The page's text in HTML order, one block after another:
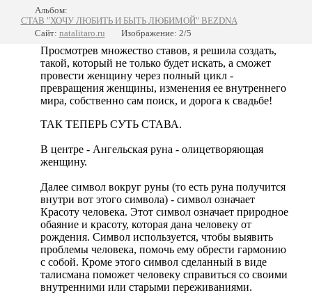
Альбом:
СТАВ "ХОЧУ ЛЮБИТЬ И БЫТЬ ЛЮБИМОЙ" BEZDNA
Сайт: natalitaro.ru Изображение: 2/5
Просмотрев множество ставов, я решила создать,
такой, который не только будет искать, а сможет
провести женщину через полный цикл -
превращения женщины, изменения ее внутреннего
мира, собственно сам поиск, и дорога к свадьбе!
ТАК ТЕПЕРЬ СУТЬ СТАВА.
В центре - Ангельская руна - олицетворяющая
женщину.
Далее символ вокруг руны (то есть руна получится
внутри вот этого символа) - символ означает
Красоту человека. Этот символ означает природное
обаяние и красоту, которая дана человеку от
рождения. Символ используется, чтобы выявить
проблемы человека, помочь ему обрести гармонию
с собой. Кроме этого символ сделанный в виде
талисмана поможет человеку справиться со своими
внутренними или старыми переживаниями.